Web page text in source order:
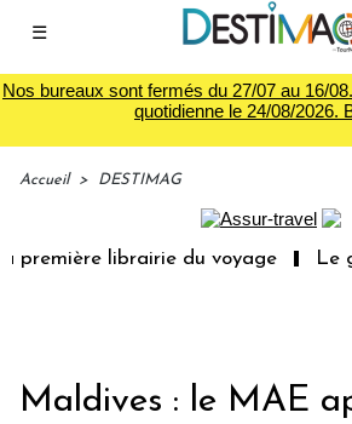
☰
Nos bureaux sont fermés du 27/07 au 16/
quotidienne le 24/08/2026.
Accueil > DESTIMAG
librairie du voyage Le
Maldives : le MAE